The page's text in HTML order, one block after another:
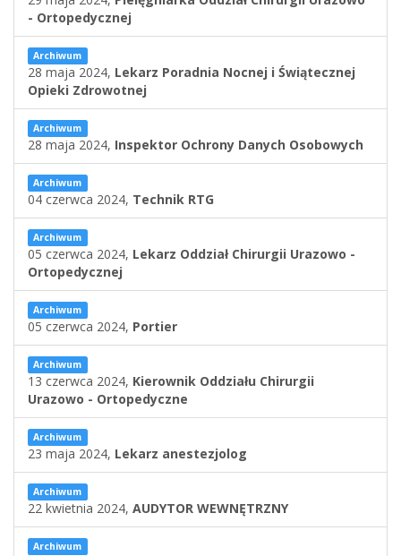
- Ortopedycznej
Archiwum
28 maja 2024, Lekarz Poradnia Nocnej i Świątecznej
Opieki Zdrowotnej
Archiwum
28 maja 2024, Inspektor Ochrony Danych Osobowych
Archiwum
04 czerwca 2024, Technik RTG
Archiwum
05 czerwca 2024, Lekarz Oddział Chirurgii Urazowo -
Ortopedycznej
Archiwum
05 czerwca 2024, Portier
Archiwum
13 czerwca 2024, Kierownik Oddziału Chirurgii
Urazowo - Ortopedyczne
Archiwum
23 maja 2024, Lekarz anestezjolog
Archiwum
22 kwietnia 2024, AUDYTOR WEWNĘTRZNY
Archiwum